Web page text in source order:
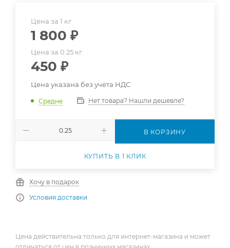
Цена за 1 кг
1 800 ₽
Цена за 0.25 кг
450 ₽
Цена указана без учета НДС
Средне Нет товара? Нашли дешевле?
В КОРЗИНУ
КУПИТЬ В 1 КЛИК
Хочу в подарок
Условия доставки
Цена действительна только для интернет-магазина и может